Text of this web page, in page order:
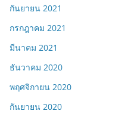
กันยายน 2021
กรกฎาคม 2021
มีนาคม 2021
ธันวาคม 2020
พฤศจิกายน 2020
กันยายน 2020